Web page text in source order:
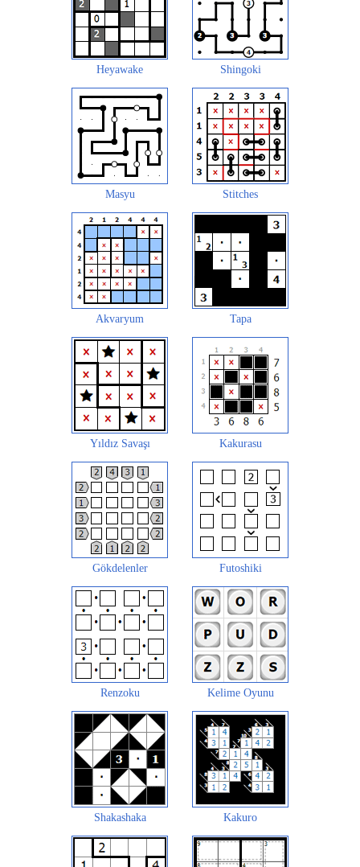
Heyawake Shingoki
Masyu Stitches
Akvaryum Tapa
Yıldız Savaşı Kakurasu
Gökdelenler Futoshiki
Renzoku Kelime Oyunu
Shakashaka Kakuro